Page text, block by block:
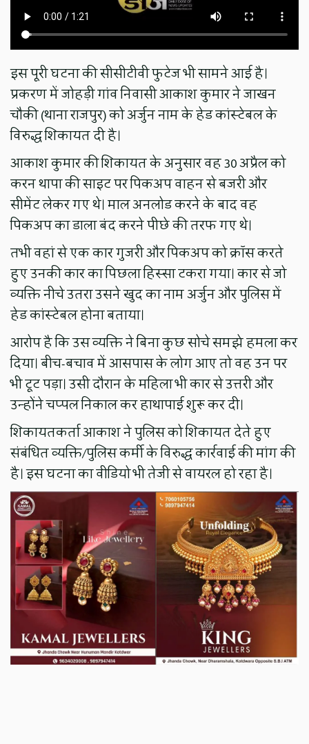
इस पूरी घटना की सीसीटीवी फुटेज भी सामने आई है।
प्रकरण में जोहड़ी गांव निवासी आकाश कुमार ने जाखन
चौकी (थाना राजपुर) को अर्जुन नाम के हेड कांस्टेबल के
विरुद्ध शिकायत दी है।
आकाश कुमार की शिकायत के अनुसार वह 30 अप्रैल को
करन थापा की साइट पर पिकअप वाहन से बजरी और
सीमेंट लेकर गए थे। माल अनलोड करने के बाद वह
पिकअप का डाला बंद करने पीछे की तरफ गए थे।
तभी वहां से एक कार गुजरी और पिकअप को क्रॉस करते
हुए उनकी कार का पिछला हिस्सा टकरा गया। कार से जो
व्यक्ति नीचे उतरा उसने खुद का नाम अर्जुन और पुलिस में
हेड कांस्टेबल होना बताया।
आरोप है कि उस व्यक्ति ने बिना कुछ सोचे समझे हमला कर
दिया। बीच-बचाव में आसपास के लोग आए तो वह उन पर
भी टूट पड़ा। उसी दौरान के महिला भी कार से उत्तरी और
उन्होंने चप्पल निकाल कर हाथापाई शुरू कर दी।
शिकायतकर्ता आकाश ने पुलिस को शिकायत देते हुए
संबंधित व्यक्ति/पुलिस कर्मी के विरुद्ध कार्रवाई की मांग की
है। इस घटना का वीडियो भी तेजी से वायरल हो रहा है।